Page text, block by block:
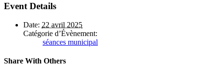
Event Details
Date: 22 avril 2025
Catégorie d’Évènement:
séances municipal
Share With Others